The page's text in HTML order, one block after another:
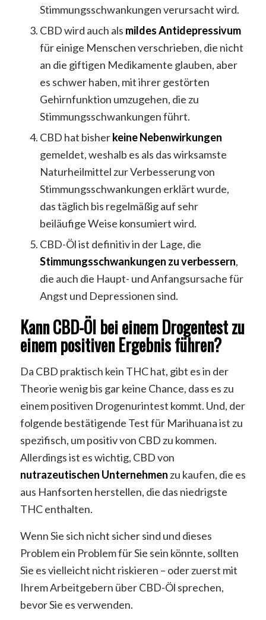
Stimmungsschwankungen verursacht wird.
CBD wird auch als mildes Antidepressivum
für einige Menschen verschrieben, die nicht
an die giftigen Medikamente glauben, aber
es schwer haben, mit ihrer gestörten
Gehirnfunktion umzugehen, die zu
Stimmungsschwankungen führt.
CBD hat bisherkeine Nebenwirkungen
gemeldet, weshalb es als das wirksamste
Naturheilmittel zur Verbesserung von
Stimmungsschwankungen erklärt wurde,
das täglich bis regelmäßig auf sehr
beiläufige Weise konsumiert wird.
CBD-Öl ist definitiv in der Lage, die
Stimmungsschwankungen zu verbessern,
die auch die Haupt- und Anfangsursache für
Angst und Depressionen sind.
Kann CBD-Öl bei einem Drogentest zu
einem positiven Ergebnis führen?
Da CBD praktisch kein THC hat, gibt es in der
Theorie wenig bis gar keine Chance, dass es zu
einem positiven Drogenurintest kommt. Und, der
folgende bestätigende Test für Marihuana ist zu
spezifisch, um positiv von CBD zu kommen.
Allerdings ist es wichtig, CBD von
nutrazeutischen Unternehmen zu kaufen, die es
aus Hanfsorten herstellen, die das niedrigste
THC enthalten.
Wenn Sie sich nicht sicher sind und dieses
Problem ein Problem für Sie sein könnte, sollten
Sie es vielleicht nicht riskieren – oder zuerst mit
Ihrem Arbeitgebern über CBD-Öl sprechen,
bevor Sie es verwenden.